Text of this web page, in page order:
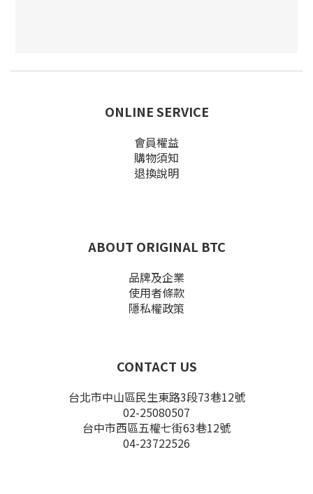
ONLINE SERVICE
會員權益
購物須知
退換說明
ABOUT ORIGINAL BTC
品牌及企業
使用者條款
隱私權政策
CONTACT US
台北市中山區民生東路3段73巷12號
02-25080507
台中市西區五權七街63巷12號
04-23722526